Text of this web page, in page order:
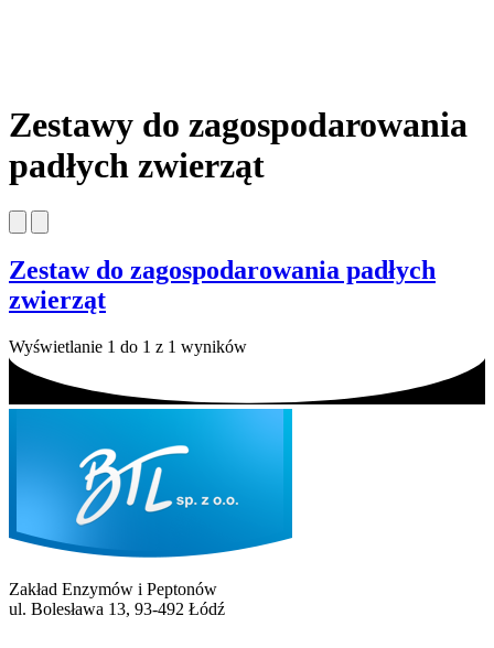
Zestawy do zagospodarowania
padłych zwierząt
Zestaw do zagospodarowania padłych
zwierząt
Wyświetlanie 1 do 1 z 1 wyników
Zakład Enzymów i Peptonów
ul. Bolesława 13, 93-492 Łódź